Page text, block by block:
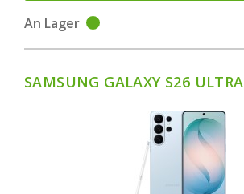
An Lager
SAMSUNG GALAXY S26 ULTRA